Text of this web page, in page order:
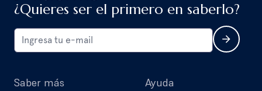
¿Quieres ser el primero en saberlo?
Saber más Ayuda